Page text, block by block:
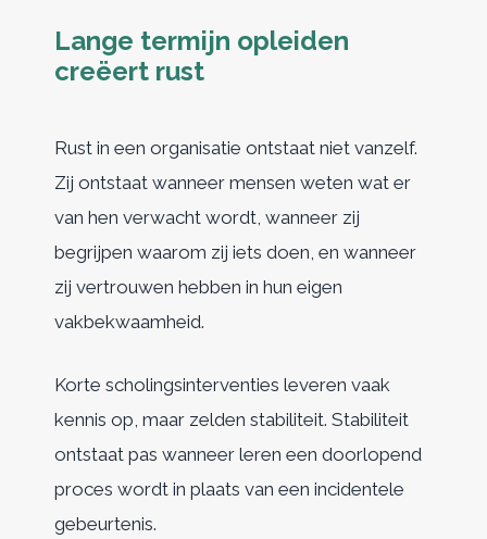
Lange termijn opleiden
creëert rust
Rust in een organisatie ontstaat niet vanzelf.
Zij ontstaat wanneer mensen weten wat er
van hen verwacht wordt, wanneer zij
begrijpen waarom zij iets doen, en wanneer
zij vertrouwen hebben in hun eigen
vakbekwaamheid.
Korte scholingsinterventies leveren vaak
kennis op, maar zelden stabiliteit. Stabiliteit
ontstaat pas wanneer leren een doorlopend
proces wordt in plaats van een incidentele
gebeurtenis.